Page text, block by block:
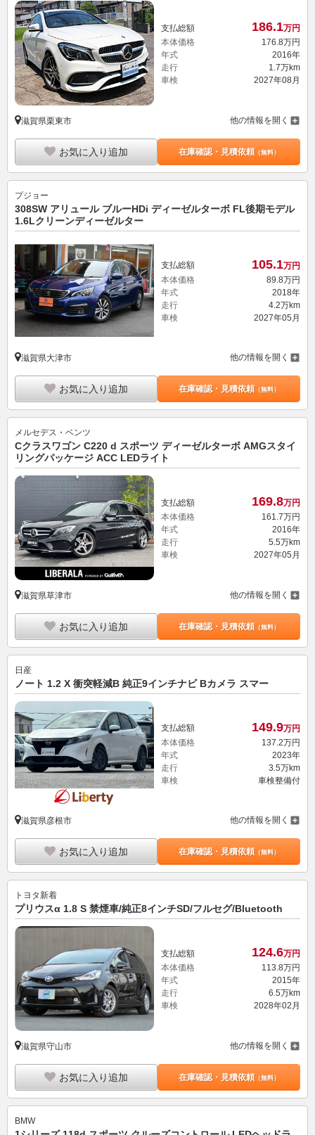
支払総額 186.1万円
本体価格
176.8万円
年式
2016年
走行
1.7万km
車検
2027年08月
滋賀県栗東市 他の情報を開く
お気に入り追加 在庫確認・見積依頼（無料）
プジョー
308SW アリュール ブルーHDi ディーゼルターボ FL後期モデル
1.6Lクリーンディーゼルター
支払総額 105.1万円
本体価格
89. 8万円
年式
2018年
走行
4.2万km
車検
2027年05月
滋賀県大津市 他の情報を開く
お気に入り追加 在庫確認・見積依頼（無料）
メルセデス・ベンツ
Cクラスワゴン C220 d スポーツ ディーゼルターボ AMGスタイ
リングパッケージ ACC LEDライト
支払総額 169.8万円
本体価格
161.7万円
年式
2016年
走行
5.5万km
車検
2027年05月
滋賀県草津市 他の情報を開く
お気に入り追加 在庫確認・見積依頼（無料）
日産
ノート 1.2 X 衝突軽減B 純正9インチナビ Bカメラ スマー
支払総額 149.9万円
本体価格
137. 2万円
年式
2023年
走行
3.5万km
車検
車検整備付
滋賀県彦根市 他の情報を開く
お気に入り追加 在庫確認・見積依頼（無料）
トヨタ新着
プリウスα 1.8 S 禁煙車/純正8インチSD/フルセグ/Bluetooth
支払総額 124.6万円
本体価格
113.8万円
年式
2015年
走行
6.5万km
車検
2028年02月
滋賀県守山市 他の情報を開く
お気に入り追加 在庫確認・見積依頼（無料）
BMW